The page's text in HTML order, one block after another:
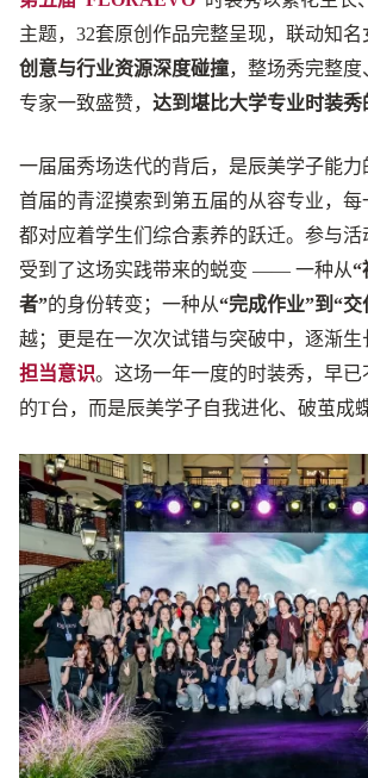
主题，32套原创作品完整呈现，联动知名
创意与行业资源深度碰撞，整场秀完整
专家一致盛赞， 达到堪比大学专业时装秀
一届届秀场迭代的背后，是辰美学子能力
首届的青涩摸索到第五届的从容专业，每
都对应着学生们综合素养的跃迁。参与
受到了这场实践带来的蜕变 —— 一种从“
者”的身份转变；一种从“完成作业”到“交
越；更是在一次次试错与突破中，逐渐生
担当意识。这场一年一度的时装秀，早
的T台，而是辰美学子自我进化、破茧成